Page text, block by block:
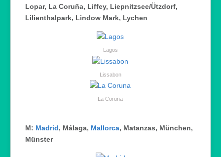
Lopar, La Coruña, Liffey, Liepnitzsee/Ützdorf,
Lilienthalpark, Lindow Mark, Lychen
Lagos
Lissabon
La Coruna
M: Madrid, Málaga, Mallorca, Matanzas, München,
Münster